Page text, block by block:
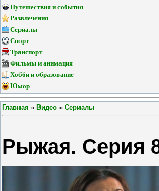
Путешествия и события
Развлечения
Сериалы
Спорт
Транспорт
Фильмы и анимация
Хобби и образование
Юмор
Главная » Видео » Сериалы
Рыжая. Серия